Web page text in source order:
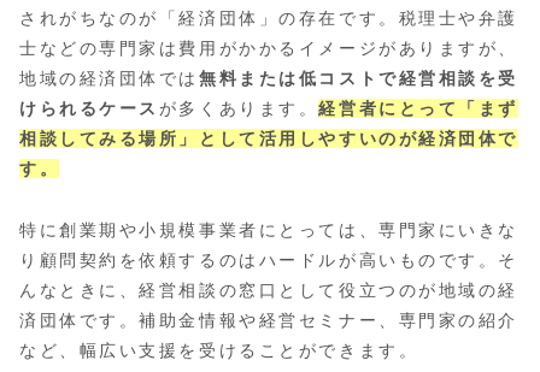
されがちなのが「経済団体」の存在です。税理士や弁護
士などの専門家は費用がかかるイメージがありますが、
地域の経済団体では無料または低コストで経営相談を受
けられるケース が多くあります。経営者にとって「まず
相談してみる場所」として活用しやすいのが経済団体で
す。
特に創業期や小規模事業者にとっては、専門家にいきな
り顧問契約を依頼するのはハードルが高いものです。そ
んなときに、経営相談の窓口として役立つのが地域の経
済団体です。補助金情報や経営セミナー、専門家の紹介
など、幅広い支援を受けることができます。